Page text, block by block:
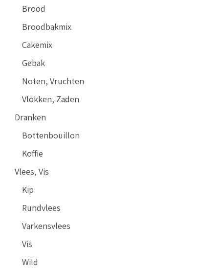
Brood
Broodbakmix
Cakemix
Gebak
Noten, Vruchten
Vlokken, Zaden
Dranken
Bottenbouillon
Koffie
Vlees, Vis
Kip
Rundvlees
Varkensvlees
Vis
Wild